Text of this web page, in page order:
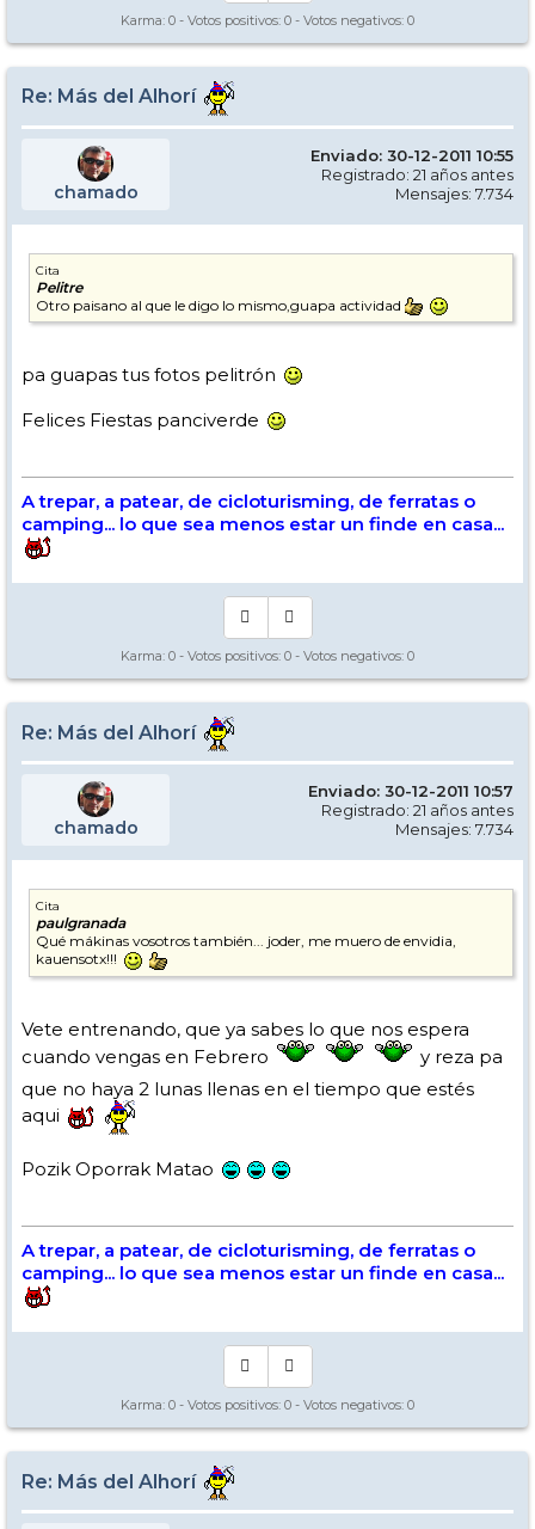
Karma: 0 - Votos positivos: 0 - Votos negativos: 0
Re: Más del Alhorí
chamado
Enviado: 30-12-2011 10:55
Registrado: 21 años antes
Mensajes: 7.734
Cita
Pelitre
Otro paisano al que le digo lo mismo,guapa actividad
pa guapas tus fotos pelitrón
Felices Fiestas panciverde
A trepar, a patear, de cicloturisming, de ferratas o
camping... lo que sea menos estar un finde en casa...
Karma: 0 - Votos positivos: 0 - Votos negativos: 0
Re: Más del Alhorí
chamado
Enviado: 30-12-2011 10:57
Registrado: 21 años antes
Mensajes: 7.734
Cita
paulgranada
Qué mákinas vosotros también... joder, me muero de envidia,
kauensotx!!!
Vete entrenando, que ya sabes lo que nos espera
cuando vengas en Febrero
y reza pa
que no haya 2 lunas llenas en el tiempo que estés
aqui
Pozik Oporrak Matao
A trepar, a patear, de cicloturisming, de ferratas o
camping... lo que sea menos estar un finde en casa...
Karma: 0 - Votos positivos: 0 - Votos negativos: 0
Re: Más del Alhorí